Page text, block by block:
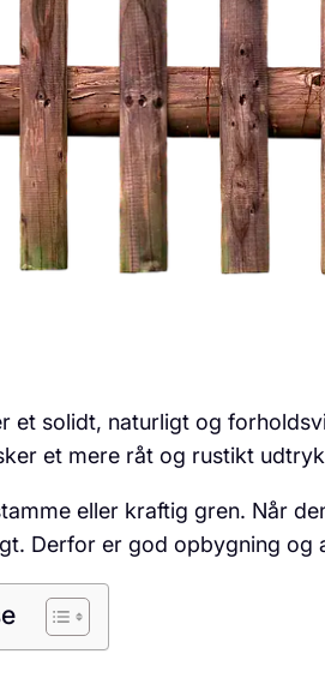
et solidt, naturligt og
et mere råt og rustikt
eller kraftig gren. Når
Derfor er god opbygning og